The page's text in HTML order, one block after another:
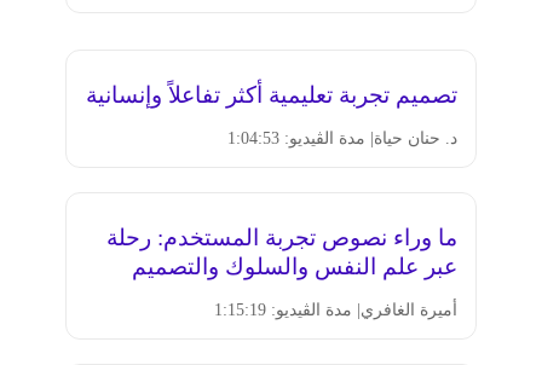
تصميم تجربة تعليمية أكثر تفاعلاً وإنسانية
د. حنان حياة | مدة الڤيديو: 1:04:53
ما وراء نصوص تجربة المستخدم: رحلة
عبر علم النفس والسلوك والتصميم
أميرة الغافري | مدة الڤيديو: 1:15:19